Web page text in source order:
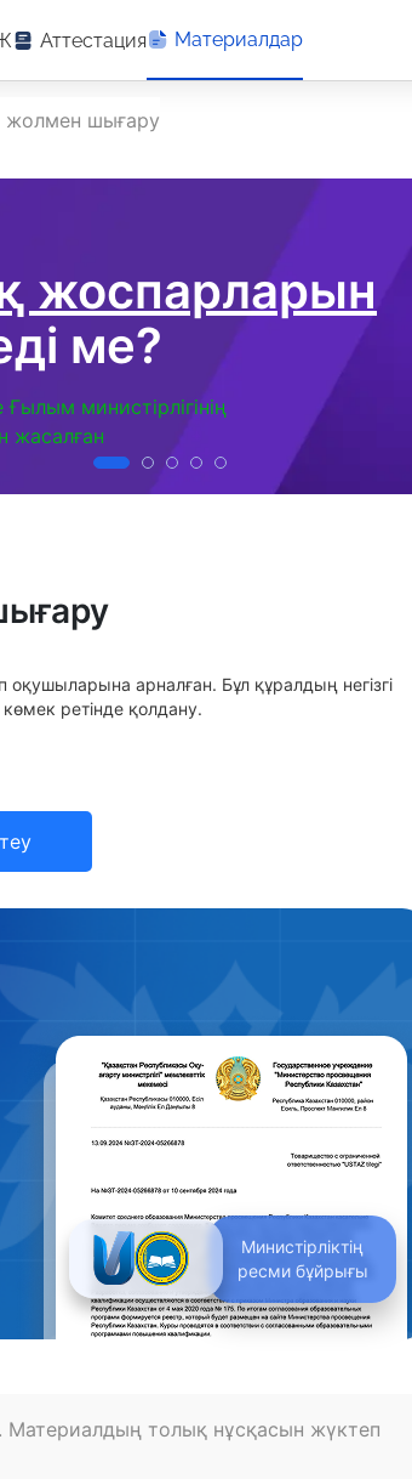
Аттестация Материалдар
жоспарларын
ме?
министірлігінің
жасалған
жолмен шығару
оқушыларына арналған. Бұл құралдың негізгі
ретінде қолдану.
Министірліктің
ресми бұйрығы
толық нұсқасын жүктеп